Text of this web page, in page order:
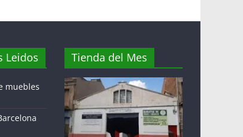
Leidos
muebles
Tienda del Mes